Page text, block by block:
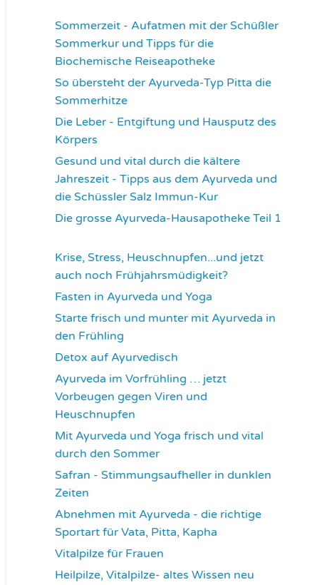
Sommerzeit - Aufatmen mit der Schüßler
Sommerkur und Tipps für die
Biochemische Reiseapotheke
So übersteht der Ayurveda-Typ Pitta die
Sommerhitze
Die Leber - Entgiftung und Hausputz des
Körpers
Gesund und vital durch die kältere
Jahreszeit - Tipps aus dem Ayurveda und
die Schüssler Salz Immun-Kur
Die grosse Ayurveda-Hausapotheke Teil 1
Krise, Stress, Heuschnupfen...und jetzt
auch noch Frühjahrsmüdigkeit?
Fasten in Ayurveda und Yoga
Starte frisch und munter mit Ayurveda in
den Frühling
Detox auf Ayurvedisch
Ayurveda im Vorfrühling … jetzt
Vorbeugen gegen Viren und
Heuschnupfen
Mit Ayurveda und Yoga frisch und vital
durch den Sommer
Safran - Stimmungsaufheller in dunklen
Zeiten
Abnehmen mit Ayurveda - die richtige
Sportart für Vata, Pitta, Kapha
Vitalpilze für Frauen
Heilpilze, Vitalpilze- altes Wissen neu